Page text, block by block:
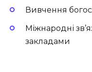
Вивчення
Міжнародні
закладами